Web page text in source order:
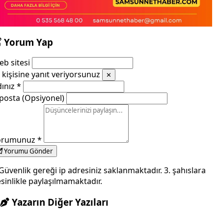
Yorum Yap
sitesi
kişisine yanıt veriyorsunuz
✕
*
(Opsiyonel)
*
Yorumu Gönder
gereği ip adresiniz saklanmaktadır. 3. şahıslara
paylaşılmamaktadır.
Yazarın Diğer Yazıları